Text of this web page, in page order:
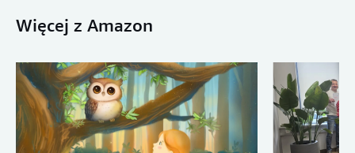
Więcej z Amazon